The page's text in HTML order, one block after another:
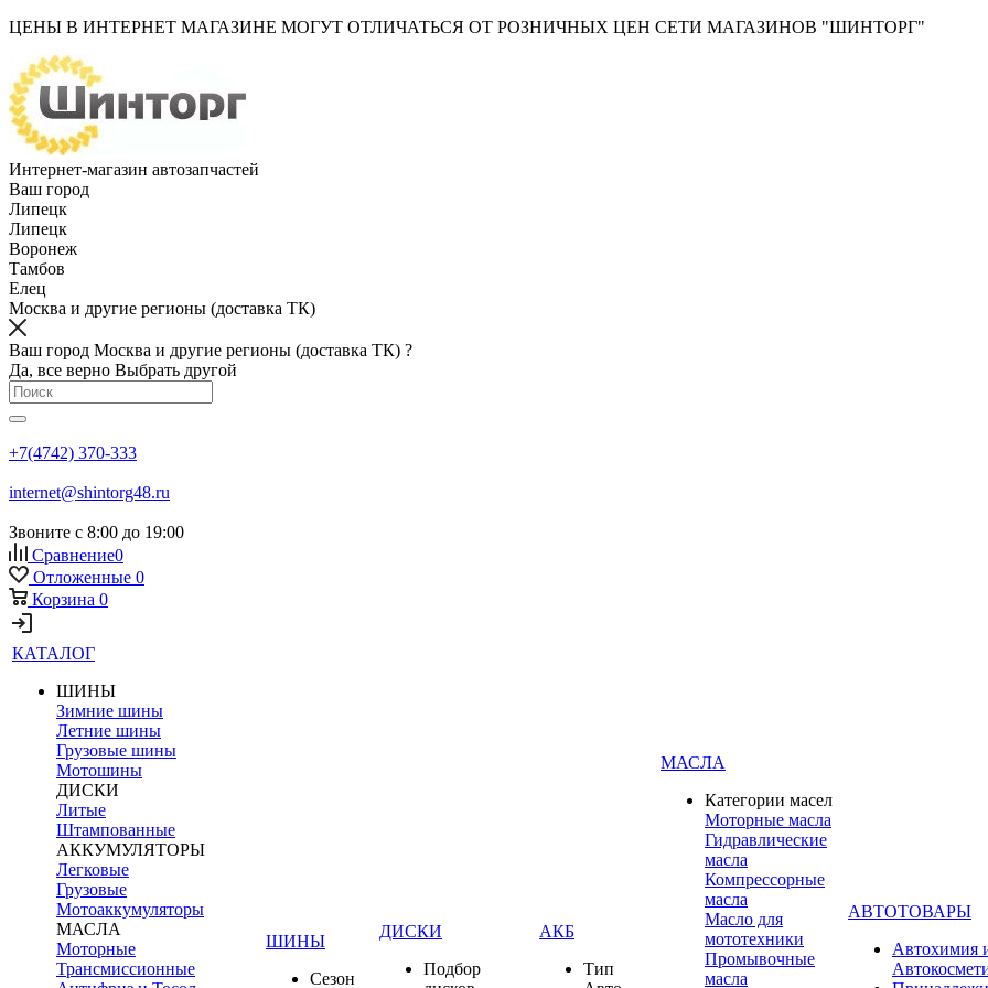
ЦЕНЫ В ИНТЕРНЕТ МАГАЗИНЕ МОГУТ ОТЛИЧАТЬСЯ ОТ РОЗНИЧНЫХ ЦЕН СЕТИ МАГАЗИНОВ "ШИНТОРГ"
Интернет-магазин автозапчастей
Ваш город
Липецк
Липецк
Воронеж
Тамбов
Елец
Москва и другие регионы (доставка ТК)
Ваш город Москва и другие регионы (доставка ТК) ?
Да, все верно Выбрать другой
+7(4742) 370-333
internet@shintorg48.ru
Звоните с 8:00 до 19:00
Сравнение0
Отложенные 0
Корзина 0
КАТАЛОГ
ШИНЫ
Зимние шины
Летние шины
Грузовые шины
Мотошины
ДИСКИ
Литые
Штампованные
АККУМУЛЯТОРЫ
Легковые
Грузовые
Мотоаккумуляторы
МАСЛА
Моторные
Трансмиссионные
ШИНЫ
Сезон
ДИСКИ
Подбор
АКБ
Тип
МАСЛА
Категории масел
Моторные масла
Гидравлические
масла
Компрессорные
масла
Масло для
мототехники
Промывочные
масла
АВТОТОВАРЫ
Автохимия